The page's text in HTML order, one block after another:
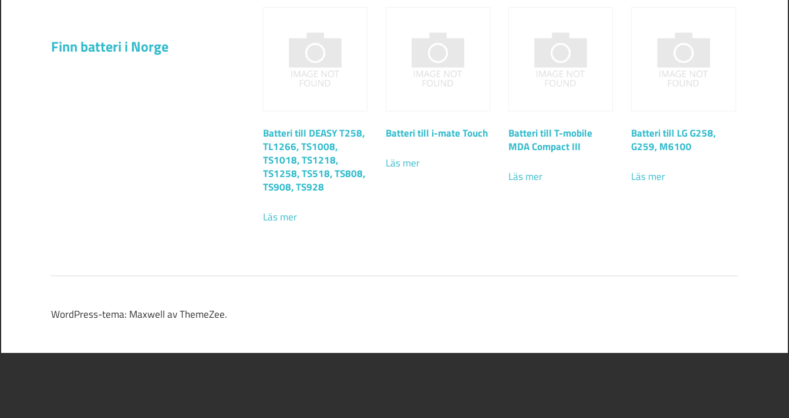
Batteri till DEASY T258,
TL1266, TS1008,
TS1018, TS1218,
TS1258, TS518, TS808,
TS908, TS928
Läs mer
Batteri till i-mate Touch
Läs mer
Batteri till T-mobile
MDA Compact III
Läs mer
Batteri till LG G258,
G259, M6100
Läs mer
Finn batteri i Norge
WordPress-tema: Maxwell av ThemeZee.